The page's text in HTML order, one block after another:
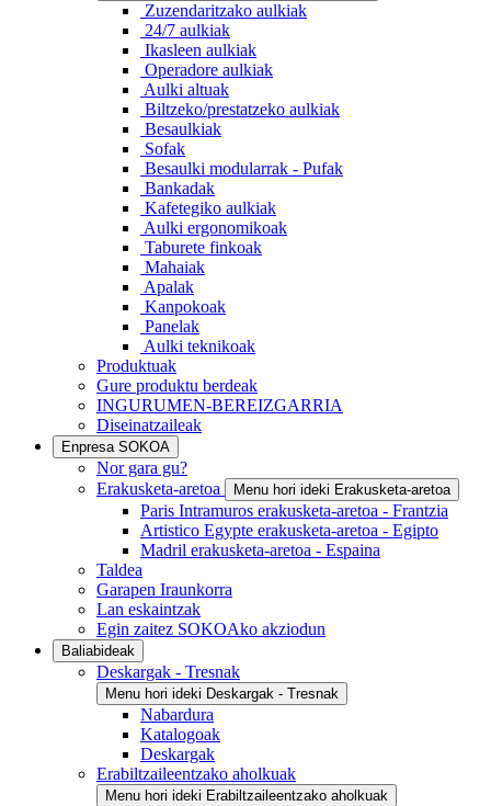
Zuzendaritzako aulkiak
24/7 aulkiak
Ikasleen aulkiak
Operadore aulkiak
Aulki altuak
Biltzeko/prestatzeko aulkiak
Besaulkiak
Sofak
Besaulki modularrak - Pufak
Bankadak
Kafetegiko aulkiak
Aulki ergonomikoak
Taburete finkoak
Mahaiak
Apalak
Kanpokoak
Panelak
Aulki teknikoak
Produktuak
Gure produktu berdeak
INGURUMEN-BEREIZGARRIA
Diseinatzaileak
Enpresa SOKOA
Nor gara gu?
Erakusketa-aretoa
Menu hori ideki Erakusketa-aretoa
Paris Intramuros erakusketa-aretoa - Frantzia
Artistico Egypte erakusketa-aretoa - Egipto
Madril erakusketa-aretoa - Espaina
Taldea
Garapen Iraunkorra
Lan eskaintzak
Egin zaitez SOKOAko akziodun
Baliabideak
Deskargak - Tresnak
Menu hori ideki Deskargak - Tresnak
Nabardura
Katalogoak
Deskargak
Erabiltzaileentzako aholkuak
Menu hori ideki Erabiltzaileentzako aholkuak